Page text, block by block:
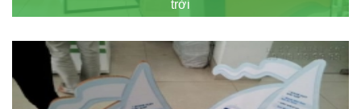
trời